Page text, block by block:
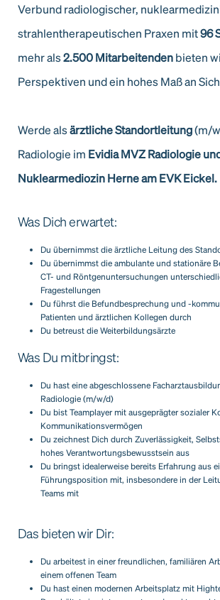
Verbund radiologischer,
strahlentherapeutischen Praxen mit96
mehr als2.500 Mitarbeitendenbieten
Perspektiven und ein hohes Maß an
Werde alsärztliche Standortleitung(m/
Radiologie im Evidia MVZ Radiologie
Nuklearmediozin Herne am EVK Eickel.
Was Dich erwartet:
Du übernimmst die ärztliche Leitung des
Du übernimmst die ambulante und stationäre
CT- und Röntgenuntersuchungen
Fragestellungen
Du führst die Befundbesprechung und -
Patienten und ärztlichen Kollegen durch
Du betreust die Weiterbildungsärzte
Was Du mitbringst:
Du hast eine abgeschlossene
Radiologie (m/w/d)
Du bist Teamplayer mit ausgeprägter sozialer
Kommunikationsvermögen
Du zeichnest Dich durch Zuverlässigkeit,
hohes Verantwortungsbewusstsein aus
Du bringst idealerweise bereits Erfahrung aus
Führungsposition mit, insbesondere in der
Teams mit
Das bieten wir Dir:
Du arbeitest in einer freundlichen, familiären
einem offenen Team
Du hast einen modernen Arbeitsplatz mit